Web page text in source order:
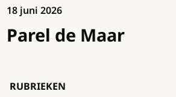
18 juni 2026
Parel de Maar
RUBRIEKEN